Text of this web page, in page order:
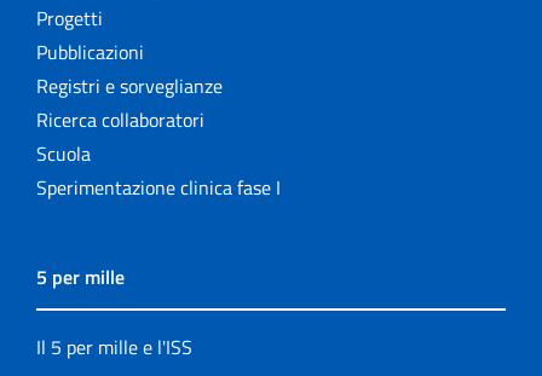
Progetti
Pubblicazioni
Registri e sorveglianze
Ricerca collaboratori
Scuola
Sperimentazione clinica fase I
5 per mille
Il 5 per mille e l'ISS